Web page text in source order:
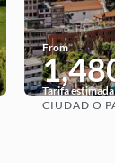
From
Tarifa
CIUDAD O